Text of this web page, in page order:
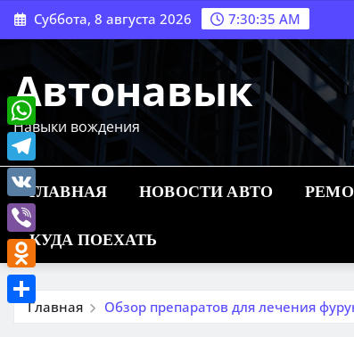
Перейти
к
Суббота, 8 августа 2026 7:30:36 AM
Автонавык
Навыки вождения
ГЛАВНАЯ НОВОСТИ АВТО
КУДА ПОЕХАТЬ
Главная Обзор препаратов для лечения
WhatsApp
Telegram
VK
Viber
Odnoklassniki
Отправить